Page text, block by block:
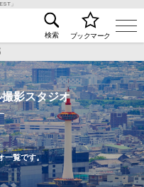
」
ジオ･ハウススタジオ検索の
検索 ブックマーク
影スタジオ
一覧です。